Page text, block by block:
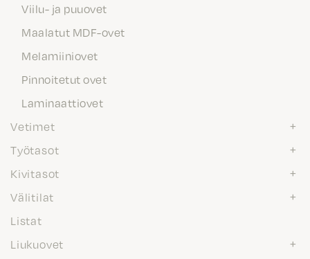
Viilu- ja puuovet
Maalatut MDF-ovet
Melamiiniovet
Pinnoitetut ovet
Laminaattiovet
Vetimet
Työtasot
Kivitasot
Välitilat
Listat
Liukuovet